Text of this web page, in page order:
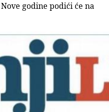
godine podići će na